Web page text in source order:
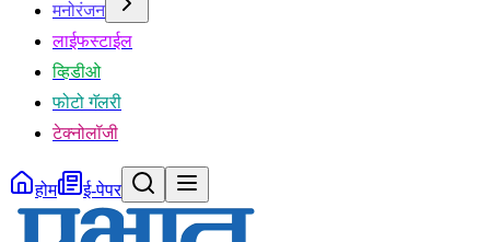
मनोरंजन
लाईफस्टाईल
व्हिडीओ
फोटो गॅलरी
टेक्नोलॉजी
होम ई-पेपर